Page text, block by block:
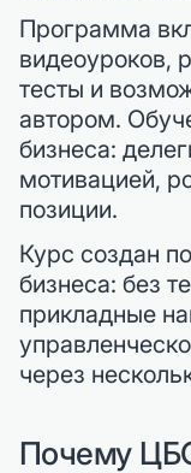
Программа
видеоуроков,
тесты и
автором.
бизнеса:
мотивацией,
позиции.
Курс создан
бизнеса: без
прикладные
через
Почему